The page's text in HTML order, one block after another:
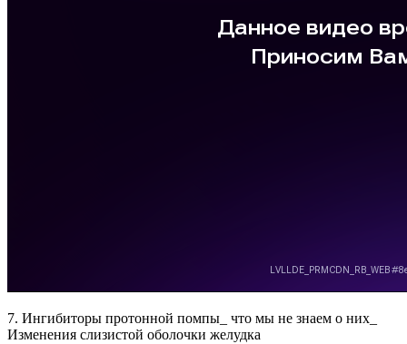
7. Ингибиторы протонной помпы_ что мы не знаем о них_
Изменения слизистой оболочки желудка